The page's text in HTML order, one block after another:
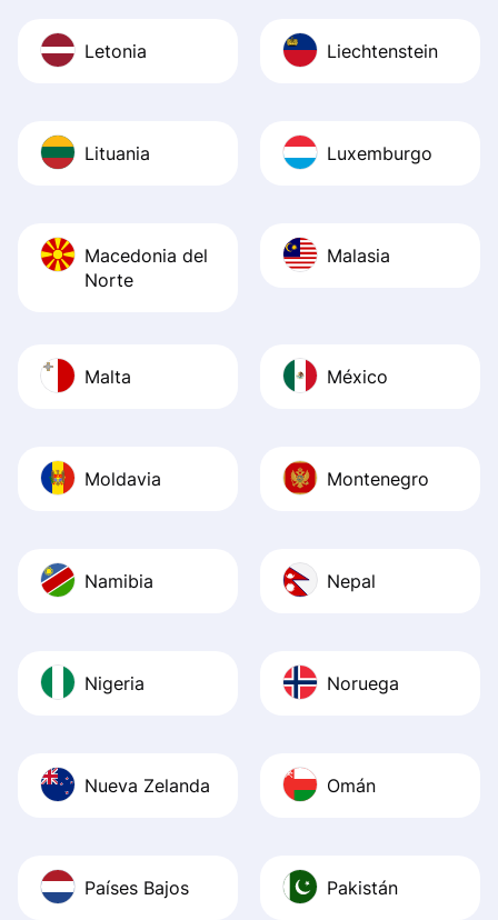
Letonia Liechtenstein
Lituania Luxemburgo
Macedonia del
Norte
Malasia
Malta México
Moldavia Montenegro
Namibia Nepal
Nigeria Noruega
Nueva Zelanda Omán
Países Bajos Pakistán